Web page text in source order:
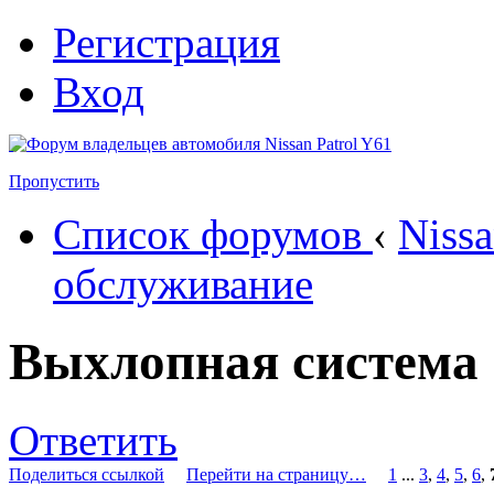
Регистрация
Вход
Пропустить
Список форумов ‹
обслуживание
Выхлопная система
Ответить
Поделиться ссылкой Перейти на страницу… 1 ... 3, 4, 5, 6,